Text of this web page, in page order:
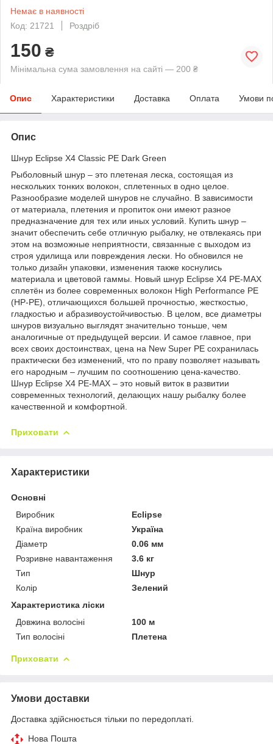
Немає в наявності
Код: 21721
Роздріб
150 ₴
Мінімальна сума замовлення на сайті — 200 ₴
Опис Характеристики Доставка Оплата Умови
Опис
Шнур Eclipse X4 Classic PE Dark Green
Рыболовный шнур – это плетеная леска, состоящая из
нескольких тонких волокон, сплетенных в одно целое.
Разнообразие моделей шнуров не случайно. В зависимости
от материала, плетения и пропиток они имеют разное
предназначение для тех или иных условий. Купить шнур –
значит обеспечить себе отличную рыбалку, не отвлекаясь при
этом на возможные неприятности, связанные с выходом из
строя удилища или повреждения лески. Но обновился не
только дизайн упаковки, изменения также коснулись
материала и цветовой гаммы. Новый шнур Eclipse X4 PE-MAX
сплетён из более современных волокон High Performance PE
(HP-PE), отличающихся большей прочностью, жесткостью,
гладкостью и абразивоустойчивостью. В целом, все диаметры
шнуров визуально выглядят значительно тоньше, чем
аналогичные от предыдущей версии. И самое главное, при
всех своих достоинствах, цена на New Super PE сохранилась
практически без изменений, что по праву позволяет называть
его народным – лучшим по соотношению цена-качество.
Шнур Eclipse X4 PE-MAX – это новый виток в развитии
современных технологий, делающих нашу рыбалку более
качественной и комфортной.
Приховати
Характеристики
Основні
Виробник
Eclipse
Країна виробник
Україна
Діаметр
0.06 мм
Розривне навантаження
3.6 кг
Тип
Шнур
Колір
Зелений
Характеристика ліски
Довжина волосіні
100 м
Тип волосіні
Плетена
Приховати
Умови доставки
Доставка здійснюється тільки по передоплаті.
Нова Пошта